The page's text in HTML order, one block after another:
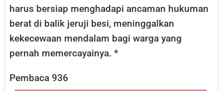
harus bersiap menghadapi ancaman hukuman
berat di balik jeruji besi, meninggalkan
kekecewaan mendalam bagi warga yang
pernah memercayainya. *
Pembaca 936